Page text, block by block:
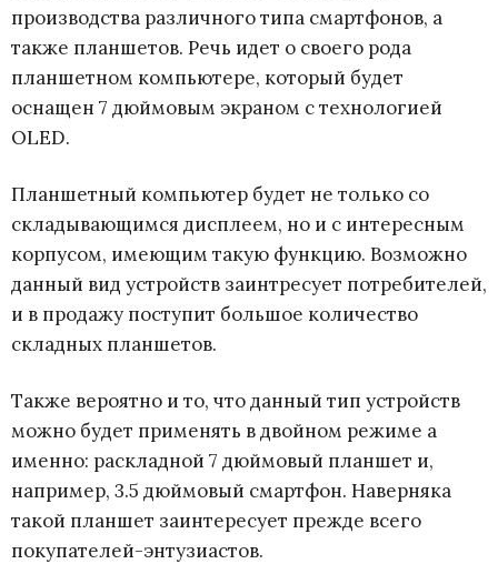
производства различного типа смартфонов, а
также планшетов. Речь идет о своего рода
планшетном компьютере, который будет
оснащен 7 дюймовым экраном с технологией
OLED.
Планшетный компьютер будет не только со
складывающимся дисплеем, но и с интересным
корпусом, имеющим такую функцию. Возможно
данный вид устройств заинтресует потребителей,
и в продажу поступит большое количество
складных планшетов.
Также вероятно и то, что данный тип устройств
можно будет применять в двойном режиме а
именно: раскладной 7 дюймовый планшет и,
например, 3.5 дюймовый смартфон. Наверняка
такой планшет заинтересует прежде всего
покупателей-энтузиастов.